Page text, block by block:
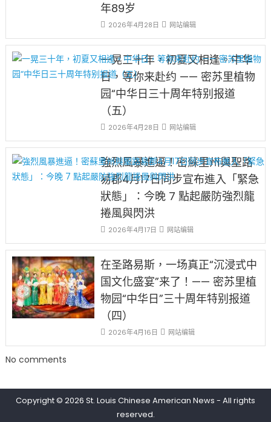
年89岁
2026年4月28日 网站编辑
一晃三十年，初夏又相逢。中华
日，等你来赴约 —— 密苏里植物
园“中华日三十周年特别报道
（五）
2026年4月28日 网站编辑
強烈風暴進逼！密蘇里州與聖路
易郡4月17日同步宣布進入「緊急
狀態」：今晚 7 點起嚴防強烈龍
捲風與閃洪
2026年4月17日 网站编辑
在圣路易斯，一场真正“沉浸式中
国文化盛宴”来了！—— 密苏里植
物园“中华日”三十周年特别报道
（四）
2026年4月16日 网站编辑
No comments
Copyright © 2026 St. Louis Chinese American News - All rights
reserved.